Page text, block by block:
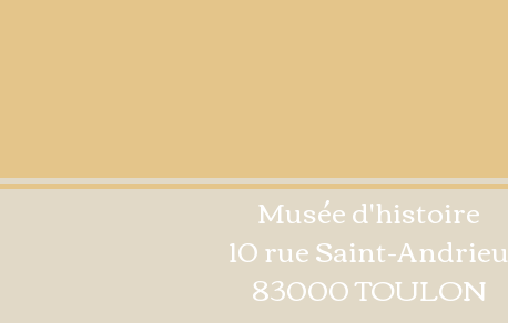
Musée d'histoire
10 rue Saint-Andrieu
83000 TOULON